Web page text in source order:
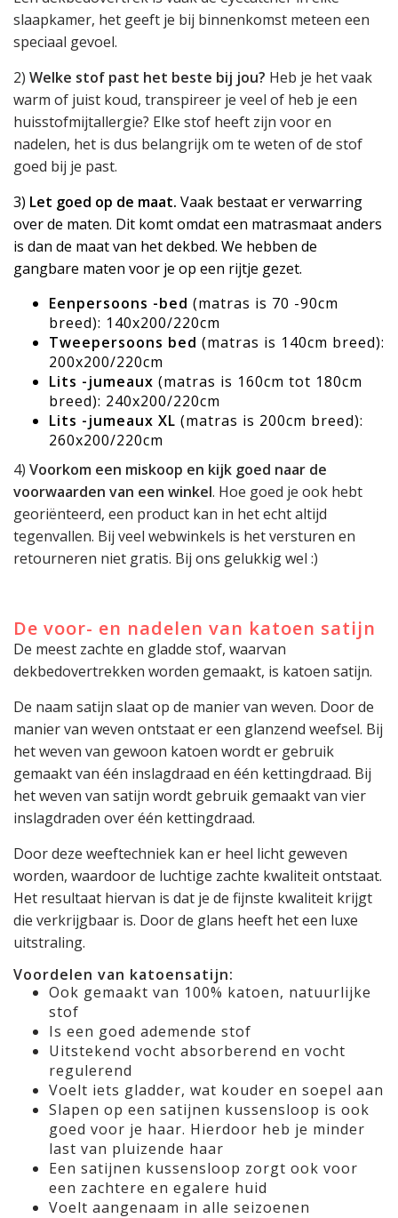
slaapkamer, het geeft je bij binnenkomst meteen een
speciaal gevoel.
2) Welke stof past het beste bij jou? Heb je het vaak
warm of juist koud, transpireer je veel of heb je een
huisstofmijtallergie? Elke stof heeft zijn voor en
nadelen, het is dus belangrijk om te weten of de stof
goed bij je past.
3) Let goed op de maat. Vaak bestaat er verwarring
over de maten. Dit komt omdat een matrasmaat anders
is dan de maat van het dekbed. We hebben de
gangbare maten voor je op een rijtje gezet.
Eenpersoons -bed (matras is 70 -90cm
breed): 140x200/220cm
Tweepersoons bed (matras is 140cm breed):
200x200/220cm
Lits -jumeaux (matras is 160cm tot 180cm
breed): 240x200/220cm
Lits -jumeaux XL (matras is 200cm breed):
260x200/220cm
4) Voorkom een miskoop en kijk goed naar de
voorwaarden van een winkel. Hoe goed je ook hebt
georiënteerd, een product kan in het echt altijd
tegenvallen. Bij veel webwinkels is het versturen en
retourneren niet gratis. Bij ons gelukkig wel :)
De voor- en nadelen van katoen satijn
De meest zachte en gladde stof, waarvan
dekbedovertrekken worden gemaakt, is katoen satijn.
De naam satijn slaat op de manier van weven. Door de
manier van weven ontstaat er een glanzend weefsel. Bij
het weven van gewoon katoen wordt er gebruik
gemaakt van één inslagdraad en één kettingdraad. Bij
het weven van satijn wordt gebruik gemaakt van vier
inslagdraden over één kettingdraad.
Door deze weeftechniek kan er heel licht geweven
worden, waardoor de luchtige zachte kwaliteit ontstaat.
Het resultaat hiervan is dat je de fijnste kwaliteit krijgt
die verkrijgbaar is. Door de glans heeft het een luxe
uitstraling.
Voordelen van katoensatijn:
Ook gemaakt van 100% katoen, natuurlijke
stof
Is een goed ademende stof
Uitstekend vocht absorberend en vocht
regulerend
Voelt iets gladder, wat kouder en soepel aan
Slapen op een satijnen kussensloop is ook
goed voor je haar. Hierdoor heb je minder
last van pluizende haar
Een satijnen kussensloop zorgt ook voor
een zachtere en egalere huid
Voelt aangenaam in alle seizoenen